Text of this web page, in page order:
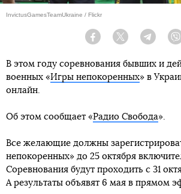
InvictusGamesTeamUkraine / Flickr
Facebook Twitter
В этом году соревнования бывших и
военных «Игры непокоренных» в
онлайн.
Об этом сообщает «Радио Свобода».
Все желающие должны
непокоренных» до 25 октября
Соревнования будут проходить с 31
А результаты объявят 6 мая в прямом